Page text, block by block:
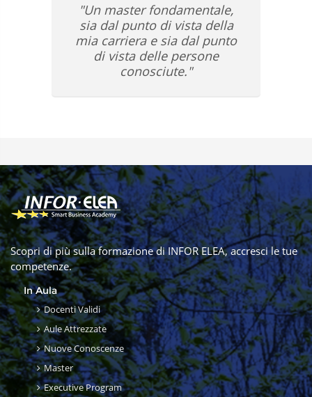
"Un master fondamentale,
sia dal punto di vista della
mia carriera e sia dal punto
di vista delle persone
conosciute."
Scopri di più sulla formazione di INFOR ELEA, accresci le tue
competenze.
In Aula
Docenti Validi
Aule Attrezzate
Nuove Conoscenze
Master
Executive Program